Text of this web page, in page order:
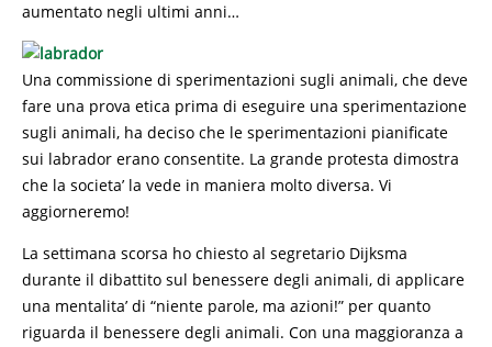
aumentato negli ultimi anni…
Una commissione di sperimentazioni sugli animali, che deve
fare una prova etica prima di eseguire una sperimentazione
sugli animali, ha deciso che le sperimentazioni pianificate
sui labrador erano consentite. La grande protesta dimostra
che la societa’ la vede in maniera molto diversa. Vi
aggiorneremo!
La settimana scorsa ho chiesto al segretario Dijksma
durante il dibattito sul benessere degli animali, di applicare
una mentalita’ di “niente parole, ma azioni!” per quanto
riguarda il benessere degli animali. Con una maggioranza a